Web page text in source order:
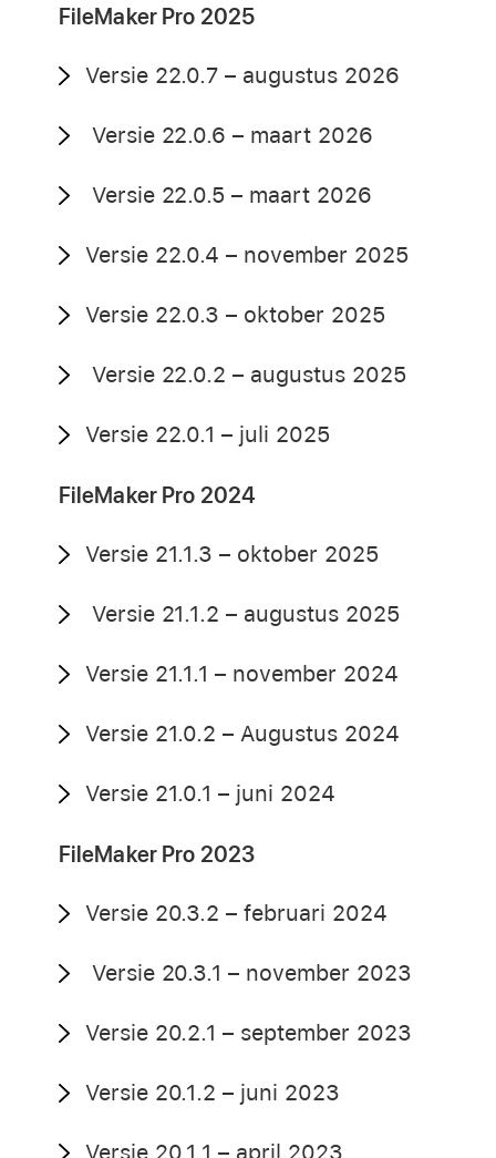
FileMaker Pro 2025
Versie 22.0.7 – augustus 2026
Versie 22.0.6 – maart 2026
Versie 22.0.5 – maart 2026
Versie 22.0.4 – november 2025
Versie 22.0.3 – oktober 2025
Versie 22.0.2 – augustus 2025
Versie 22.0.1 – juli 2025
FileMaker Pro 2024
Versie 21.1.3 – oktober 2025
Versie 21.1.2 – augustus 2025
Versie 21.1.1 – november 2024
Versie 21.0.2 – Augustus 2024
Versie 21.0.1 – juni 2024
FileMaker Pro 2023
Versie 20.3.2 – februari 2024
Versie 20.3.1 – november 2023
Versie 20.2.1 – september 2023
Versie 20.1.2 – juni 2023